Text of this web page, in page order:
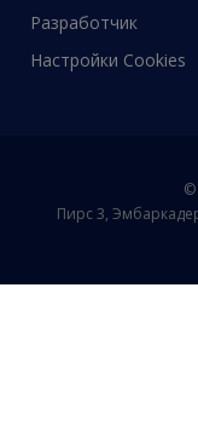
Разработчик
Настройки Cookies
©
Пирс 3,